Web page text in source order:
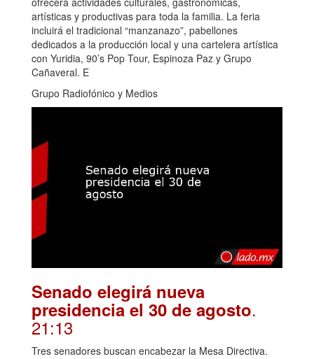
artísticas y productivas para toda la familia. La feria
incluirá el tradicional “manzanazo”, pabellones
dedicados a la producción local y una cartelera artística
con Yuridia, 90’s Pop Tour, Espinoza Paz y Grupo
Cañaveral. E
Grupo Radiofónico y Medios
Senado elegirá nueva
presidencia el 30 de agosto.
21:13
Tres senadores buscan encabezar la Mesa Directiva.